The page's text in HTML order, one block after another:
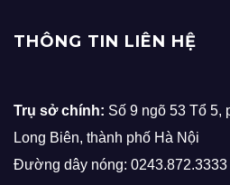
THÔNG TIN LIÊN HỆ
Trụ sở chính: Số 9 ngõ 53 Tổ
Long Biên, thành phố Hà Nội
Đường dây nóng: